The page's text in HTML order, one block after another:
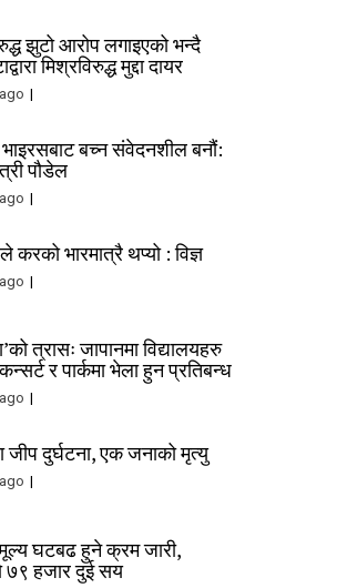
झुटो आरोप लगाइएको भन्दै
मिश्रविरुद्ध मुद्दा दायर
भाइरसबाट बच्न संवेदनशील बनौं:
पौडेल
करको भारमात्रै थप्यो : विज्ञ
त्रासः जापानमा विद्यालयहरु
र पार्कमा भेला हुन प्रतिबन्ध
जीप दुर्घटना, एक जनाको मृत्यु
घटबढ हुने क्रम जारी,
७९ हजार दुई सय